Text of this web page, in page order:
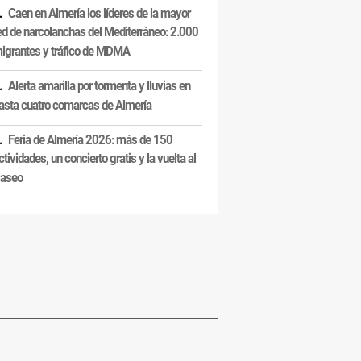
Caen en Almería los líderes de la mayor
de narcolanchas del Mediterráneo: 2.000
y tráfico de MDMA
Alerta amarilla por tormenta y lluvias en
cuatro comarcas de Almería
Feria de Almería 2026: más de 150
un concierto gratis y la vuelta al